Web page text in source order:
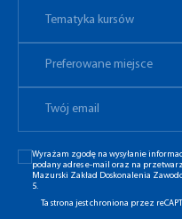
Tematyka kursów
Preferowane miejsce
Wyrażam zgodę na wysyłanie
podany adres e-mail oraz na
Mazurski Zakład Doskonalenia
5.
Ta strona jest chroniona przez